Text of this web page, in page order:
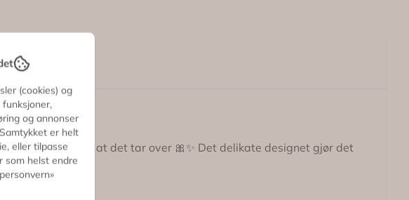
av farge uten at det tar over 🎀✨ Det delikate designet gjør det
(cookies) og
og annonser
er helt
eller tilpasse
som helst endre